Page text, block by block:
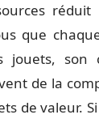
que
jouets, son
de la
de valeur.